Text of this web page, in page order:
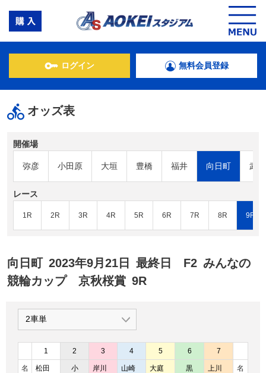
ログイン 無料会員登録
オッズ表
開催場
弥彦 小田原 大垣 豊橋 福井 向日町 武雄
レース
1R 2R 3R 4R 5R 6R 7R 8R 9R
向日町 2023年9月21日 最終日 F2 みんなの
競輪カップ 京秋桜賞 9R
1 2 3 4 5 6 7
名
松田
小
岸川
山崎
大庭
黒
上川
名